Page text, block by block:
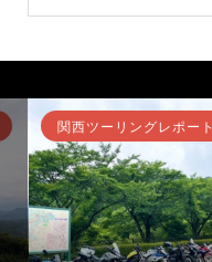
関西ツーリングレポート